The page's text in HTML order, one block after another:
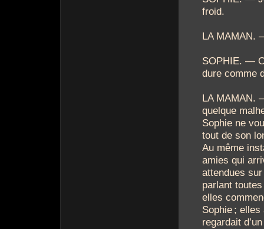
froid.
LA MAMAN.
SOPHIE. —
dure comme
LA MAMAN.
quelque
Sophie ne
tout de son
Au même
amies qui
attendues
parlant
elles
Sophie ; elles
regardait